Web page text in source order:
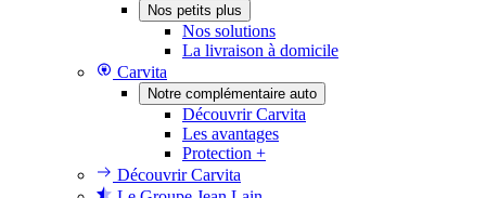
Nos petits plus
Nos solutions
La livraison à domicile
Carvita
Notre complémentaire auto
Découvrir Carvita
Les avantages
Protection +
Découvrir Carvita